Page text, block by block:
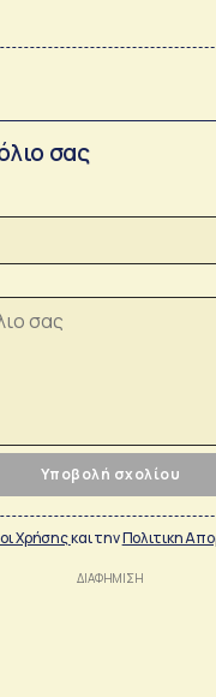
σας
Υποβολή σχολίου
Χρήσηςκαι τηνΠολιτικη